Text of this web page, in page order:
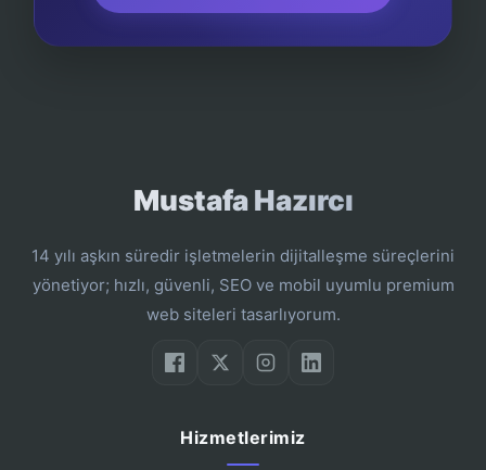
Mustafa Hazırcı
14 yılı aşkın süredir işletmelerin dijitalleşme süreçlerini
yönetiyor; hızlı, güvenli, SEO ve mobil uyumlu premium
web siteleri tasarlıyorum.
Hizmetlerimiz